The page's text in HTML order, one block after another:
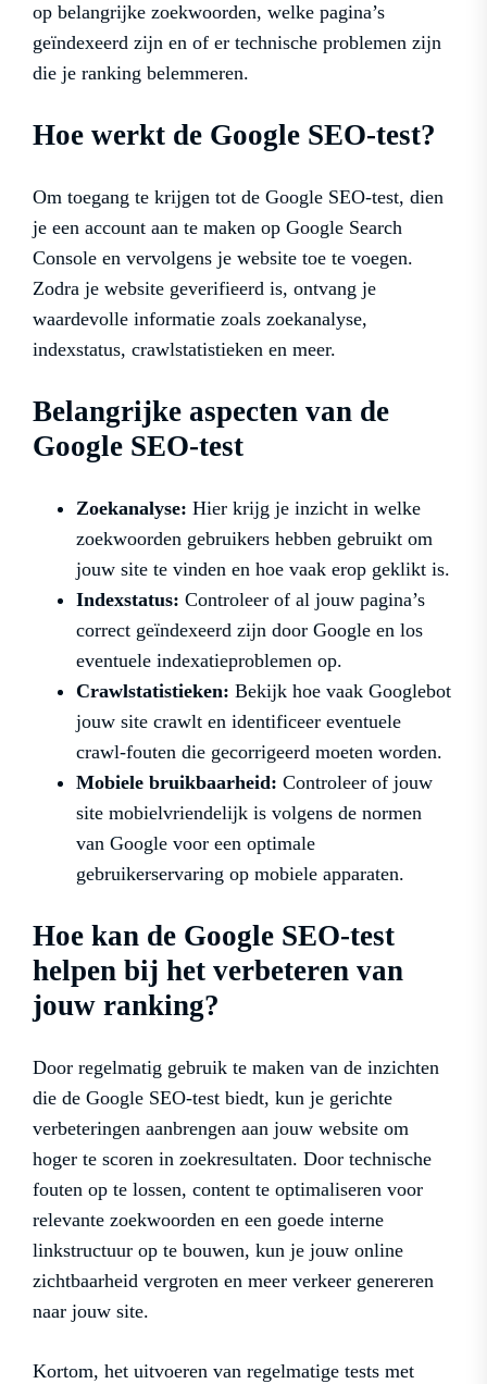
op belangrijke zoekwoorden, welke pagina’s
geïndexeerd zijn en of er technische problemen zijn
die je ranking belemmeren.
Hoe werkt de Google SEO-test?
Om toegang te krijgen tot de Google SEO-test, dien
je een account aan te maken op Google Search
Console en vervolgens je website toe te voegen.
Zodra je website geverifieerd is, ontvang je
waardevolle informatie zoals zoekanalyse,
indexstatus, crawlstatistieken en meer.
Belangrijke aspecten van de
Google SEO-test
Zoekanalyse: Hier krijg je inzicht in welke
zoekwoorden gebruikers hebben gebruikt om
jouw site te vinden en hoe vaak erop geklikt is.
Indexstatus: Controleer of al jouw pagina’s
correct geïndexeerd zijn door Google en los
eventuele indexatieproblemen op.
Crawlstatistieken: Bekijk hoe vaak Googlebot
jouw site crawlt en identificeer eventuele
crawl-fouten die gecorrigeerd moeten worden.
Mobiele bruikbaarheid: Controleer of jouw
site mobielvriendelijk is volgens de normen
van Google voor een optimale
gebruikerservaring op mobiele apparaten.
Hoe kan de Google SEO-test
helpen bij het verbeteren van
jouw ranking?
Door regelmatig gebruik te maken van de inzichten
die de Google SEO-test biedt, kun je gerichte
verbeteringen aanbrengen aan jouw website om
hoger te scoren in zoekresultaten. Door technische
fouten op te lossen, content te optimaliseren voor
relevante zoekwoorden en een goede interne
linkstructuur op te bouwen, kun je jouw online
zichtbaarheid vergroten en meer verkeer genereren
naar jouw site.
Kortom, het uitvoeren van regelmatige tests met